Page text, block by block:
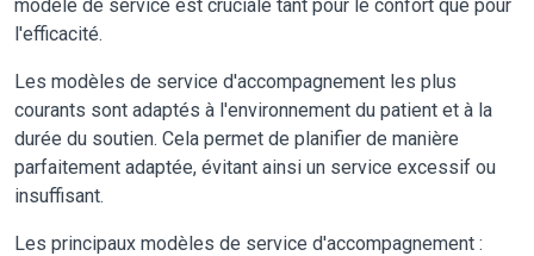
modèle de service est cruciale tant pour le confort que pour
l'efficacité.
Les modèles de service d'accompagnement les plus
courants sont adaptés à l'environnement du patient et à la
durée du soutien. Cela permet de planifier de manière
parfaitement adaptée, évitant ainsi un service excessif ou
insuffisant.
Les principaux modèles de service d'accompagnement :